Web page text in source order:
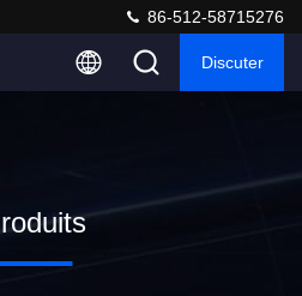
86-512-58715276
Discuter